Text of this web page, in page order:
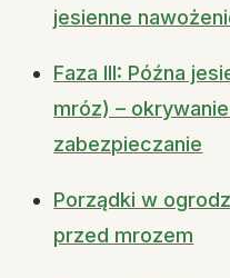
jesienne
Faza III: Późna
mróz) –
zabezpieczanie
Porządki w
przed mrozem